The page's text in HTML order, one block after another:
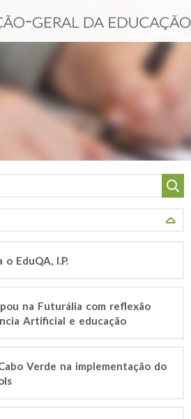
o EduQA, I.P.
na Futurália com reflexão
Artificial e educação
Verde na implementação do